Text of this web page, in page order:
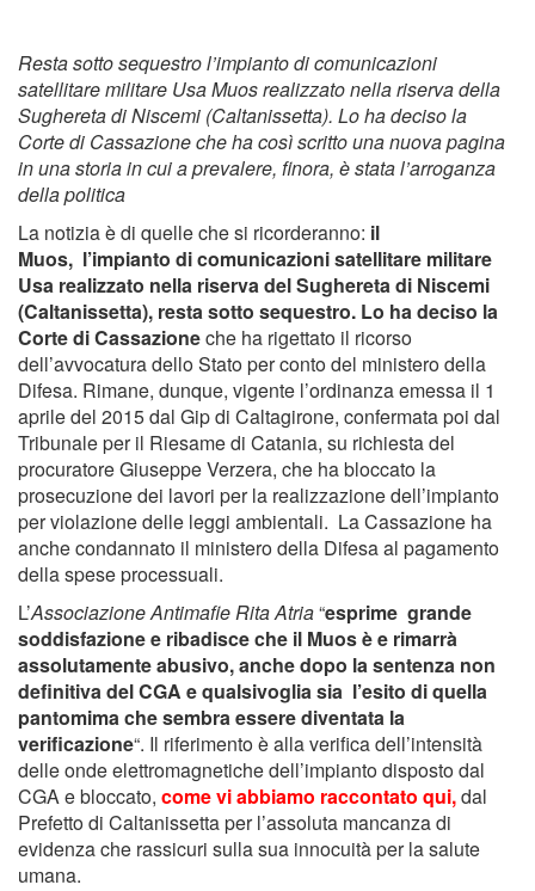
Resta sotto sequestro l’impianto di comunicazioni
satellitare militare Usa Muos realizzato nella riserva della
Sughereta di Niscemi (Caltanissetta). Lo ha deciso la
Corte di Cassazione che ha così scritto una nuova pagina
in una storia in cui a prevalere, finora, è stata l’arroganza
della politica
La notizia è di quelle che si ricorderanno: il
Muos, l’impianto di comunicazioni satellitare militare
Usa realizzato nella riserva del Sughereta di Niscemi
(Caltanissetta), resta sotto sequestro. Lo ha deciso la
Corte di Cassazioneche ha rigettato il ricorso
dell’avvocatura dello Stato per conto del ministero della
Difesa. Rimane, dunque, vigente l’ordinanza emessa il 1
aprile del 2015 dal Gip di Caltagirone, confermata poi dal
Tribunale per il Riesame di Catania, su richiesta del
procuratore Giuseppe Verzera, che ha bloccato la
prosecuzione dei lavori per la realizzazione dell’impianto
per violazione delle leggi ambientali. La Cassazione ha
anche condannato il ministero della Difesa al pagamento
della spese processuali.
L’Associazione Antimafie Rita Atria“esprime grande
soddisfazione e ribadisce che il Muos è e rimarrà
assolutamente abusivo, anche dopo la sentenza non
definitiva del CGA e qualsivoglia sia l’esito di quella
pantomima che sembra essere diventata la
verificazione“. Il riferimento è alla verifica dell’intensità
delle onde elettromagnetiche dell’impianto disposto dal
CGA e bloccato, come vi abbiamo raccontato qui,dal
Prefetto di Caltanissetta per l’assoluta mancanza di
evidenza che rassicuri sulla sua innocuità per la salute
umana.